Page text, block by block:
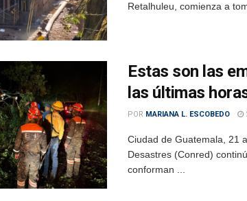
Retalhuleu, comienza a
Estas son las
las últimas
POR MARIANA L. ESCOBEDO
Ciudad de Guatemala, 21
Desastres (Conred)
conforman ...